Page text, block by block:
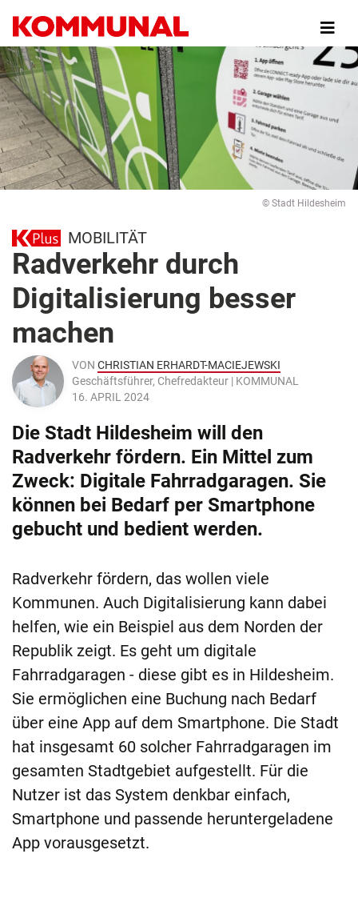
zum
Inhalt
© Stadt Hildesheim
MOBILITÄT
Radverkehr durch
Digitalisierung besser
machen
VON CHRISTIAN ERHARDT-MACIEJEWSKI
Geschäftsführer, Chefredakteur | KOMMUNAL
16. APRIL 2024
Die Stadt Hildesheim will den
Radverkehr fördern. Ein Mittel zum
Zweck: Digitale Fahrradgaragen. Sie
können bei Bedarf per Smartphone
gebucht und bedient werden.
Radverkehr fördern, das wollen viele
Kommunen. Auch Digitalisierung kann dabei
helfen, wie ein Beispiel aus dem Norden der
Republik zeigt. Es geht um digitale
Fahrradgaragen - diese gibt es in Hildesheim.
Sie ermöglichen eine Buchung nach Bedarf
über eine App auf dem Smartphone. Die Stadt
hat insgesamt 60 solcher Fahrradgaragen im
gesamten Stadtgebiet aufgestellt. Für die
Nutzer ist das System denkbar einfach,
Smartphone und passende heruntergeladene
App vorausgesetzt.